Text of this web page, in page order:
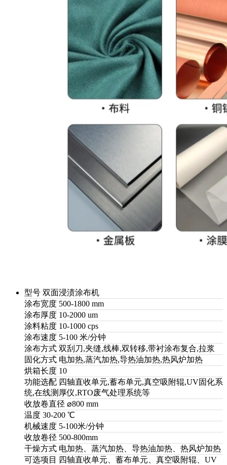
型号 双面浸渍涂布机
涂布宽度 500-1800 mm
涂布厚度 10-2000 um
涂料粘度 10-1000 cps
涂布速度 5-100 米/分钟
涂布方式 双刮刀,夹缝,线棒,双转移,带衬涂布复合,拉浆
固化方式 电加热,蒸汽加热,导热油加热,热风炉加热
烘箱长度 10
功能选配 四轴直收单元,蓄布单元,真空吸附辊,UV固化系
统,在线测厚仪,RTO废气处理系统等
收放卷直径 ⌀800 mm
温度 30-200 ℃
机械速度 5-100米/分钟
收放卷径 500-800mm
干燥方式 电加热、蒸汽加热、导热油加热、热风炉加热
可选项目
四轴直收单元、蓄布单元、真空吸附辊、UV